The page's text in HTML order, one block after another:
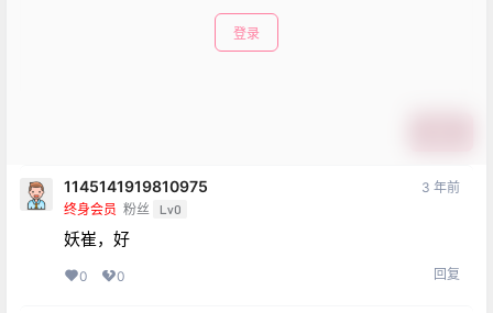
登录
1145141919810975
终身会员 粉丝 Lv0
3 年前
妖崔，好
0 0 回复